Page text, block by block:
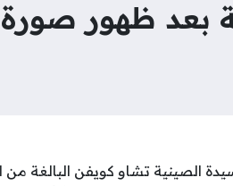
ظهور صورة غائبة
الصينية تشاو كويفن البالغة